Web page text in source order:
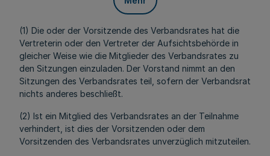
(1) Die oder der Vorsitzende des Verbandsrates hat die
Vertreterin oder den Vertreter der Aufsichtsbehörde in
gleicher Weise wie die Mitglieder des Verbandsrates zu
den Sitzungen einzuladen. Der Vorstand nimmt an den
Sitzungen des Verbandsrates teil, sofern der Verbandsrat
nichts anderes beschließt.
(2) Ist ein Mitglied des Verbandsrates an der Teilnahme
verhindert, ist dies der Vorsitzenden oder dem
Vorsitzenden des Verbandsrates unverzüglich mitzuteilen.